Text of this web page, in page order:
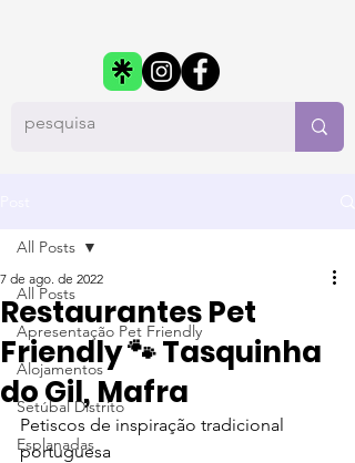
All Posts
Apresentação Pet Friendly
Alojamentos
Setúbal Distrito
Esplanadas
All Posts
Restaurantes Pet
Friendly 🐾 Tasquinha
do Gil, Mafra
7 de ago. de 2022
Petiscos de inspiração tradicional
portuguesa